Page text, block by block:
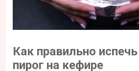
Как правильно
пирог на кефире